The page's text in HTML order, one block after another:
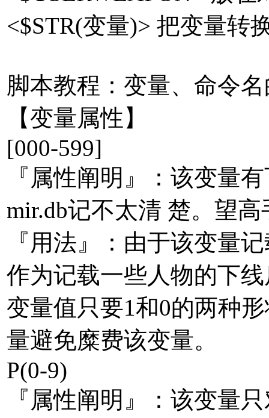
<$STR(变量)> 把变量转
脚本教程：变量、命令
【变量属性】
[000-599]
『属性阐明』：该变量
mir.db记不太清 楚。望
『用法』：由于该变量
作为记载一些人物的下
变量值只要1和0的两种
量避免糜费该变量。
P(0-9)
『属性阐明』：该变量